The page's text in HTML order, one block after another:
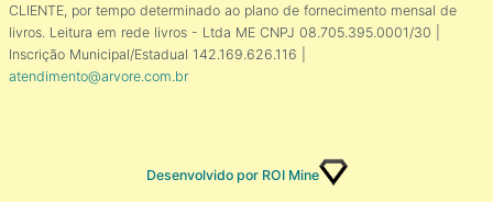
CLIENTE, por tempo determinado ao plano de fornecimento mensal de
livros. Leitura em rede livros - Ltda ME CNPJ 08.705.395.0001/30 |
Inscrição Municipal/Estadual 142.169.626.116 |
atendimento@arvore.com.br
Desenvolvido por ROI Mine